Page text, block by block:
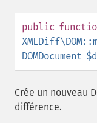
public
DOMDocument
Crée un nouveau
différence.